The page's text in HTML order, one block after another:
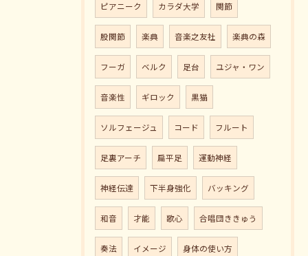
ピアニーク カラダ大学 関節
股関節 楽典 音楽之友社 楽典の森
フーガ ベルク 足台 ユジャ・ワン
音楽性 ギロック 黒猫
ソルフェージュ コード フルート
足裏アーチ 扁平足 運動神経
神経伝達 下半身強化 バッキング
和音 才能 歌心 合唱団ききゅう
奏法 イメージ 身体の使い方